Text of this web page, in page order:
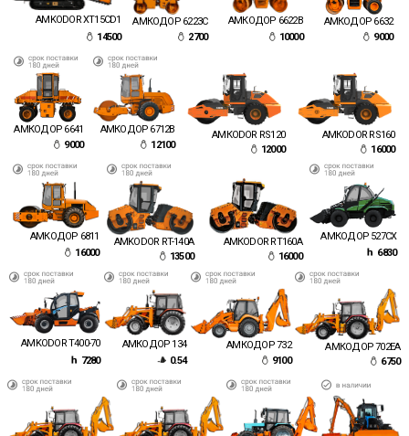
AMKODOR XT15CD1
14500
АМКОДОР 6223C
2700
АМКОДОР 6622В
10000
АМКОДОР 6632
9000
АМКОДОР 6641
9000
АМКОДОР 6712В
12100
АМКОDOR RS120
12000
АМКОDOR RS160
16000
АМКОДОР 6811
16000
AMKODOR RT-140A
13500
АМКОDOR RT160А
16000
АМКОДОР 527СХ
6830
AMKODOR T400-70
7280
АМКОДОР 134
0.54
АМКОДОР 732
9100
АМКОДОР 702ЕA
6750